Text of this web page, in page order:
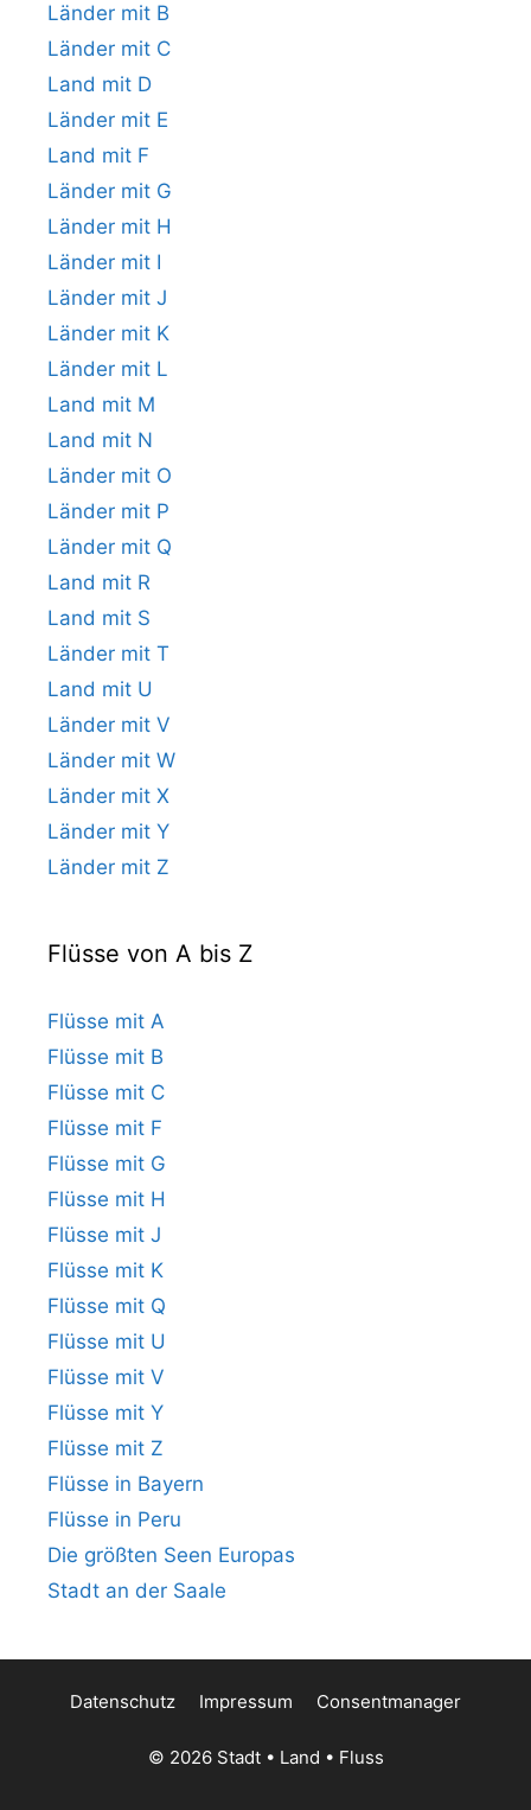
Länder mit B
Länder mit C
Land mit D
Länder mit E
Land mit F
Länder mit G
Länder mit H
Länder mit I
Länder mit J
Länder mit K
Länder mit L
Land mit M
Land mit N
Länder mit O
Länder mit P
Länder mit Q
Land mit R
Land mit S
Länder mit T
Land mit U
Länder mit V
Länder mit W
Länder mit X
Länder mit Y
Länder mit Z
Flüsse von A bis Z
Flüsse mit A
Flüsse mit B
Flüsse mit C
Flüsse mit F
Flüsse mit G
Flüsse mit H
Flüsse mit J
Flüsse mit K
Flüsse mit Q
Flüsse mit U
Flüsse mit V
Flüsse mit Y
Flüsse mit Z
Flüsse in Bayern
Flüsse in Peru
Die größten Seen Europas
Stadt an der Saale
Datenschutz Impressum Consentmanager
© 2026 Stadt • Land • Fluss